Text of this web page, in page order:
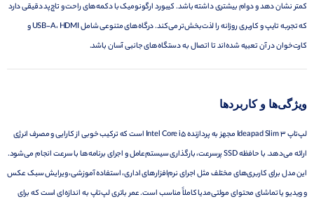
کمتر نشان دهد و دوام بیشتری داشته باشد. کیبورد ارگونومیک با دکمه‌های راحت و تاچ‌پد دقیقی دارد
که تجربه تایپ و کاربری روزانه را لذت‌بخش‌تر می‌کند. درگاه‌های متنوعی شامل USB-A، HDMI و
کارت‌خوان در آن تعبیه شده‌اند تا اتصال به دستگاه‌های جانبی آسان باشد.
ویژگی‌ها و کاربردها
لپ‌تاپ Ideapad Slim 3 مجهز به پردازنده Intel Core i5 است که ترکیب خوبی از کارایی و مصرف انرژی
ارائه می‌دهد. با حافظه SSD پرسرعت، بارگذاری سیستم‌عامل و اجرای برنامه‌ها با سرعت انجام می‌شود.
این مدل برای کاربری‌های مختلف مثل اجرای نرم‌افزارهای اداری، استفاده آموزشی، ویرایش سبک عکس
و ویدیو یا تماشای محتوای مولتی‌مدیا کاملاً مناسب است. عمر باتری لپ‌تاپ به اندازه‌ای است که برای